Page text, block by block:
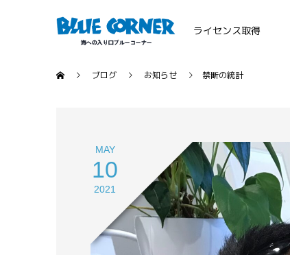
ライセンス取得
ブログ お知らせ 禁断の統計
MAY
10
2021